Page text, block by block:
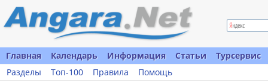
Главная Календарь Информация Статьи
Турсервис
Разделы
Топ-100 Правила Помощь